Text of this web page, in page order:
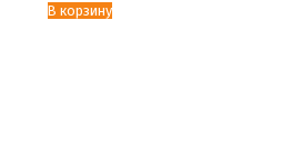
В корзину